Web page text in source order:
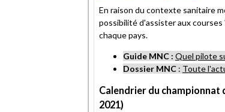
En raison du contexte sanitaire
possibilité d'assister aux
chaque pays.
Guide MNC : Quel pilote
Dossier MNC : Toute
Calendrier du championnat
2021)